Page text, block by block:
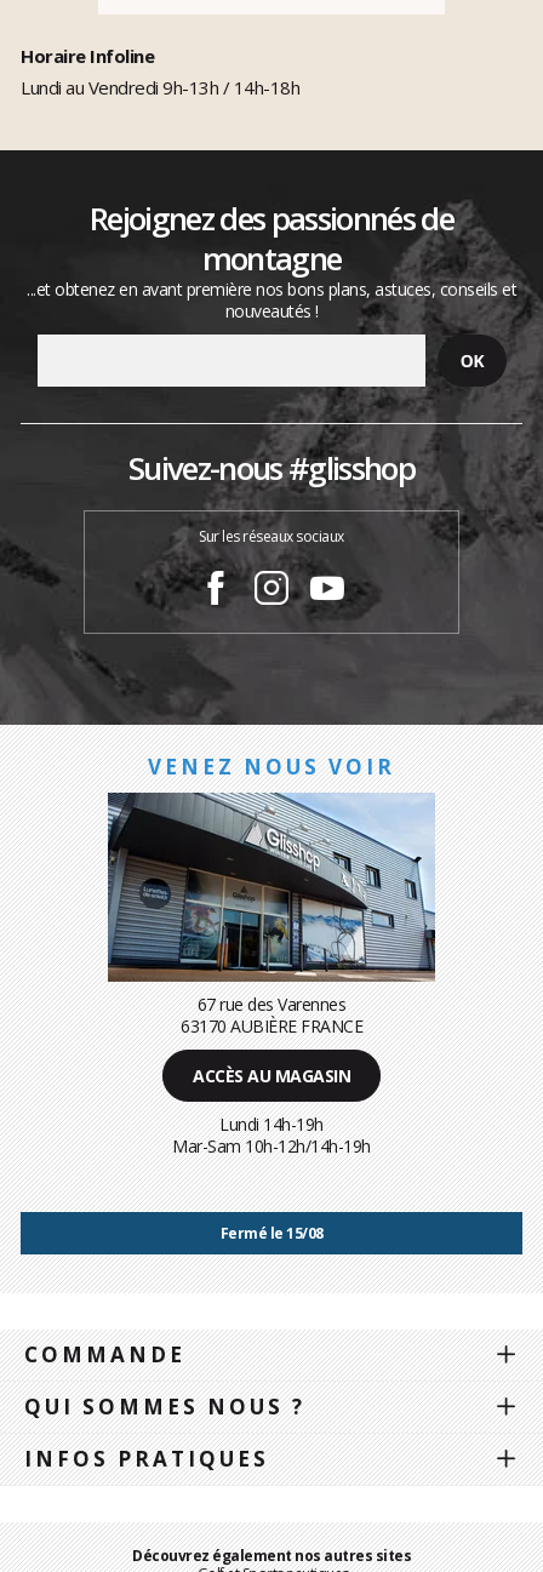
Horaire Infoline
Lundi au Vendredi 9h-13h / 14h-18h
Rejoignez des passionnés de
montagne
...et obtenez en avant première nos bons plans, astuces, conseils et
nouveautés !
Suivez-nous #glisshop
Sur les réseaux sociaux
VENEZ NOUS VOIR
67 rue des Varennes
63170 AUBIÈRE FRANCE
ACCÈS AU MAGASIN
Lundi 14h-19h
Mar-Sam 10h-12h/14h-19h
Fermé le 15/08
COMMANDE
QUI SOMMES NOUS ?
INFOS PRATIQUES
Découvrez également nos autres sites